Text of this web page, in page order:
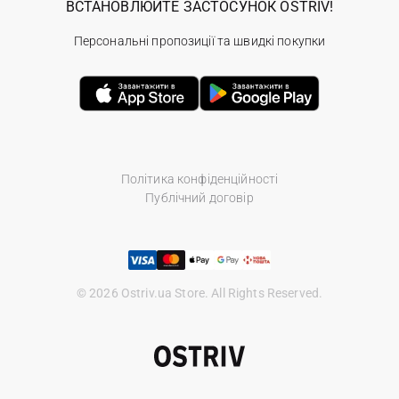
Політика конфіденційності
Публічний договір
© 2026 Ostriv.ua Store. All Rights Reserved.
ВСТАНОВЛЮЙТЕ ЗАСТОСУНОК OSTRIV!
Персональні пропозиції та швидкі покупки